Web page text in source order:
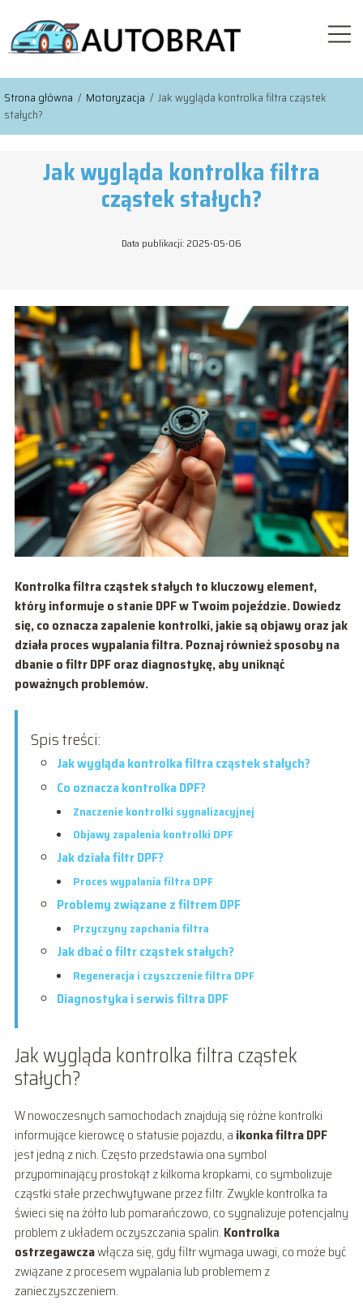
Strona główna / Motoryzacja / Jak wygląda kontrolka filtra cząstek
stałych?
Jak wygląda kontrolka filtra
cząstek stałych?
Data publikacji: 2025-05-06
Kontrolka filtra cząstek stałych to kluczowy element,
który informuje o stanie DPF w Twoim pojeździe. Dowiedz
się, co oznacza zapalenie kontrolki, jakie są objawy oraz jak
działa proces wypalania filtra. Poznaj również sposoby na
dbanie o filtr DPF oraz diagnostykę, aby uniknąć
poważnych problemów.
Spis treści:
Jak wygląda kontrolka filtra cząstek stałych?
Co oznacza kontrolka DPF?
Znaczenie kontrolki sygnalizacyjnej
Objawy zapalenia kontrolki DPF
Jak działa filtr DPF?
Proces wypalania filtra DPF
Problemy związane z filtrem DPF
Przyczyny zapchania filtra
Jak dbać o filtr cząstek stałych?
Regeneracja i czyszczenie filtra DPF
Diagnostyka i serwis filtra DPF
Jak wygląda kontrolka filtra cząstek
stałych?
W nowoczesnych samochodach znajdują się różne kontrolki
informujące kierowcę o statusie pojazdu, a ikonka filtra DPF
jest jedną z nich. Często przedstawia ona symbol
przypominający prostokąt z kilkoma kropkami, co symbolizuje
cząstki stałe przechwytywane przez filtr. Zwykle kontrolka ta
świeci się na żółto lub pomarańczowo, co sygnalizuje potencjalny
problem z układem oczyszczania spalin. Kontrolka
ostrzegawczawłącza się, gdy filtr wymaga uwagi, co może być
związane z procesem wypalania lub problemem z
zanieczyszczeniem.